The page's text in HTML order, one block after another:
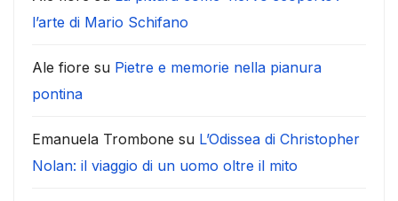
l’arte di Mario Schifano
Ale fiore su Pietre e memorie nella pianura
pontina
Emanuela Trombone su L’Odissea di Christopher
Nolan: il viaggio di un uomo oltre il mito